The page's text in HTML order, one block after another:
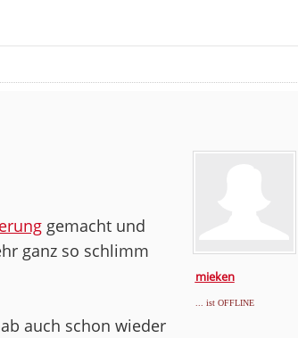
mieken
... ist OFFLINE
gemacht und
ganz so schlimm
auch schon wieder